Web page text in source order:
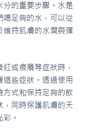
分的重要步驟。水是
喝足夠的水，可以從
維持肌膚的水潤與彈
或痕癢等症狀時，
些症狀。透過使用
方式和保持足夠的飲
，同時保護肌膚的天
。